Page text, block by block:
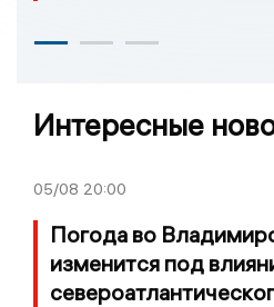
Интересные
05/08 20:00
Погода во
изменится под